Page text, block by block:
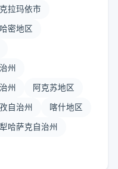
克拉玛依市
哈密地区
州
州 阿克苏地区
自治州 喀什地区
哈萨克自治州